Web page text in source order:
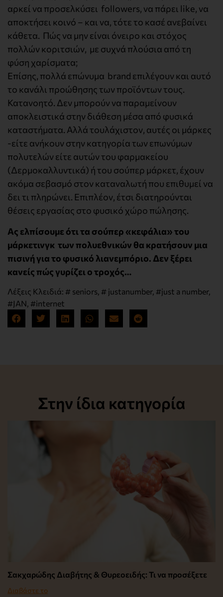
αρκεί να προσελκύσει followers, να πάρει like, να
αποκτήσει κοινό – και να, τότε το κασέ ανεβαίνει
κάθετα. Πώς να μην είναι όνειρο και στόχος
πολλών κοριτσιών, με συχνά πλούσια από τη
φύση χαρίσματα;
Επίσης, πολλά επώνυμα brand επιλέγουν και αυτό
το κανάλι προώθησης των προϊόντων τους.
Κατανοητό. Δεν μπορούν να παραμείνουν
αποκλειστικά στην διάθεση μέσα από φυσικά
καταστήματα. Αλλά τουλάχιστον, αυτές οι μάρκες
-είτε ανήκουν στην κατηγορία των επωνύμων
πολυτελών είτε αυτών του φαρμακείου
(Δερμοκαλλυντικά) ή του σούπερ μάρκετ, έχουν
ακόμα σεβασμό στον καταναλωτή που επιθυμεί να
δει τι πληρώνει. Επιπλέον, έτσι διατηρούνται
θέσεις εργασίας στο φυσικό χώρο πώλησης.
Ας ελπίσουμε ότι τα σούπερ «κεφάλια» του
μάρκετινγκ των πολυεθνικών θα κρατήσουν μια
πισινή για το φυσικό λιανεμπόριο. Δεν ξέρει
κανείς πώς γυρίζει ο τροχός…
Λέξεις Κλειδιά: # seniors, # justanumber, #just a number,
#JAN, #internet
Στην ίδια κατηγορία
Σακχαρώδης Διαβήτης & Θυρεοειδής: Τι να προσέξετε
Διαβάστε το